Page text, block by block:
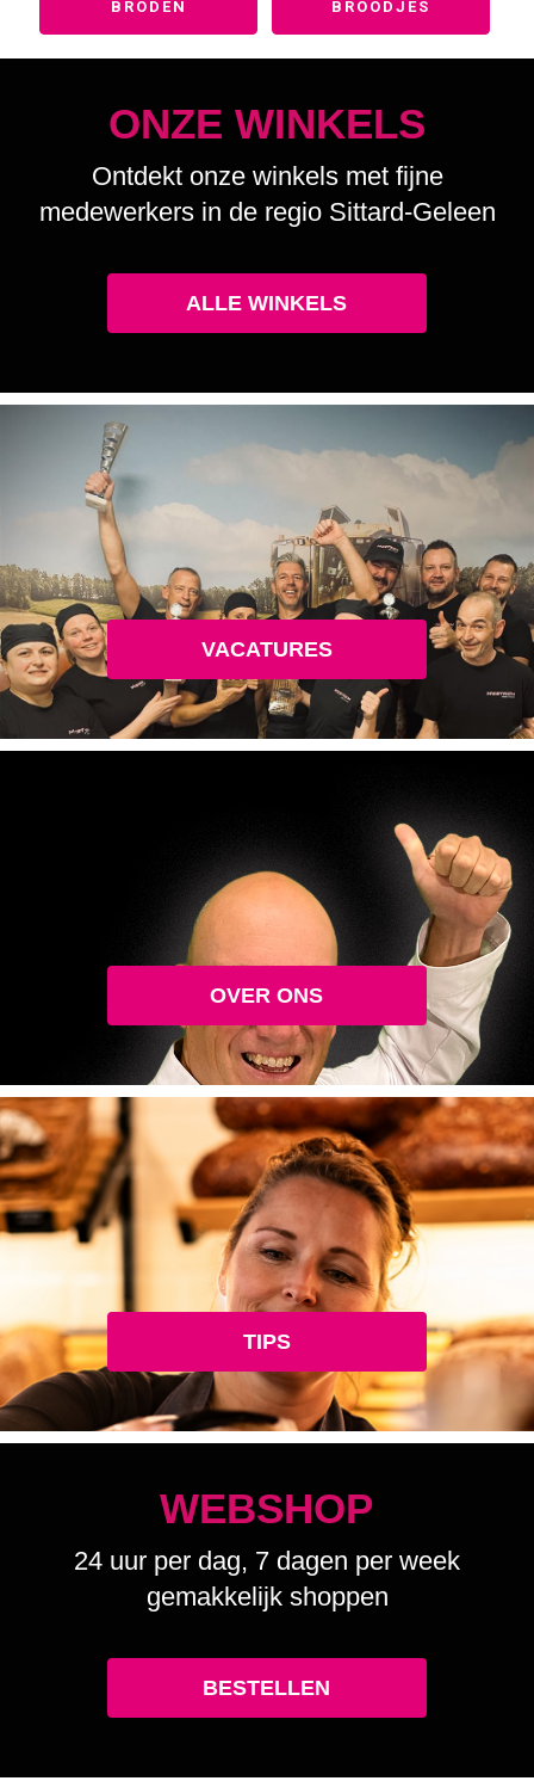
BRODEN BROODJES
ONZE WINKELS
Ontdekt onze winkels met fijne
medewerkers in de regio Sittard-Geleen
ALLE WINKELS
VACATURES
OVER ONS
TIPS
WEBSHOP
24 uur per dag, 7 dagen per week
gemakkelijk shoppen
BESTELLEN